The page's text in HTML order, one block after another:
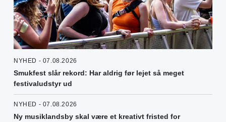
NYHED - 07.08.2026
Smukfest slår rekord: Har aldrig før lejet så meget
festivaludstyr ud
NYHED - 07.08.2026
Ny musiklandsby skal være et kreativt fristed for